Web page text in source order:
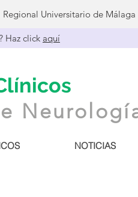
Universitario de Málaga
Haz click aquí
NOTICIAS